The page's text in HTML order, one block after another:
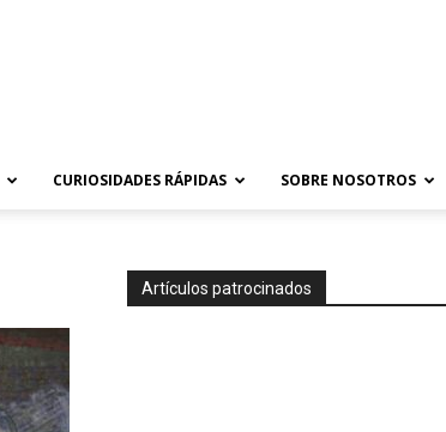
CURIOSIDADES RÁPIDAS SOBRE NOSOTROS
Artículos patrocinados